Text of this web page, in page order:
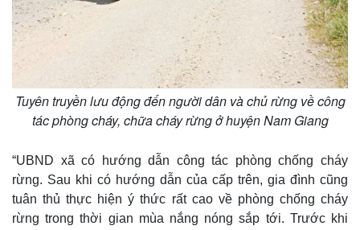
Tuyên truyền lưu động đến người dân và chủ rừng về công
tác phòng cháy, chữa cháy rừng ở huyện Nam Giang
“UBND xã có hướng dẫn công tác phòng chống cháy
rừng. Sau khi có hướng dẫn của cấp trên, gia đình cũng
tuân thủ thực hiện ý thức rất cao về phòng chống cháy
rừng trong thời gian mùa nắng nóng sắp tới. Trước khi